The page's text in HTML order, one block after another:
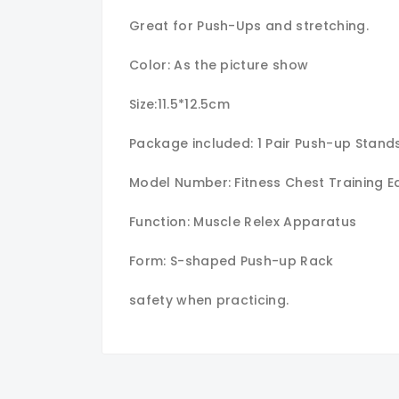
Great for Push-Ups and stretching.
Color: As the picture show
Size:11.5*12.5cm
Package included: 1 Pair Push-up
Model Number: Fitness Chest Training
Function: Muscle Relex Apparatus
Form: S-shaped Push-up Rack
safety when practicing.